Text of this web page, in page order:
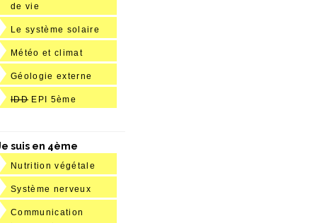
de vie
Le système solaire
Météo et climat
Géologie externe
IDD EPI 5ème
suis en 4ème
Nutrition végétale
Système nerveux
Communication